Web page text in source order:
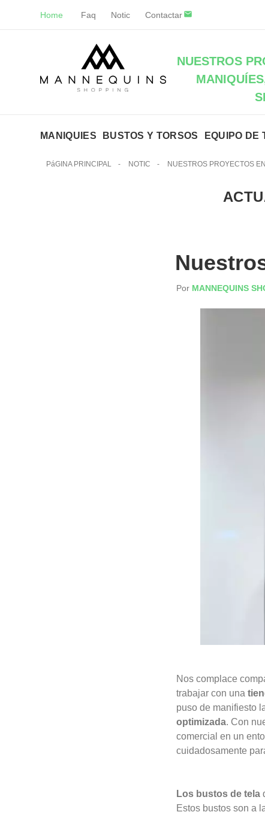
Home Faq Notic Contactar
NUESTROS
MANIQUIES BUSTOS Y TORSOS EQUIPO DE
PáGINA PRINCIPAL - NOTIC - NUESTROS PROYECTOS
Por MANNEQUINS
Nos complace
trabajar con una
puso de manifiesto
optimizada. Con
comercial en un
cuidadosamente
Los bustos de tela
Estos bustos son a